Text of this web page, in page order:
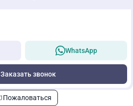
WhatsApp
Заказать звонок
Пожаловаться